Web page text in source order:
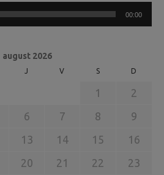
00:00
august 2026
J V S D
1
2
6 7 8
9
13 14 15
16
20 21 22 23